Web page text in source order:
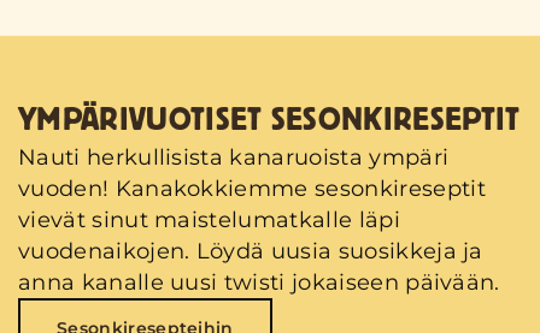
YMPÄRIVUOTISET SESONKIRESEPTIT
Nauti herkullisista kanaruoista ympäri
vuoden! Kanakokkiemme sesonkireseptit
vievät sinut maistelumatkalle läpi
vuodenaikojen. Löydä uusia suosikkeja ja
anna kanalle uusi twisti jokaiseen päivään.
Sesonkiresepteihin